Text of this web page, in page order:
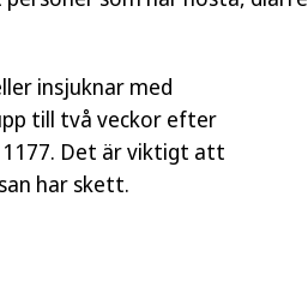
insjuknar med
till två veckor efter
Det är viktigt att
har skett.